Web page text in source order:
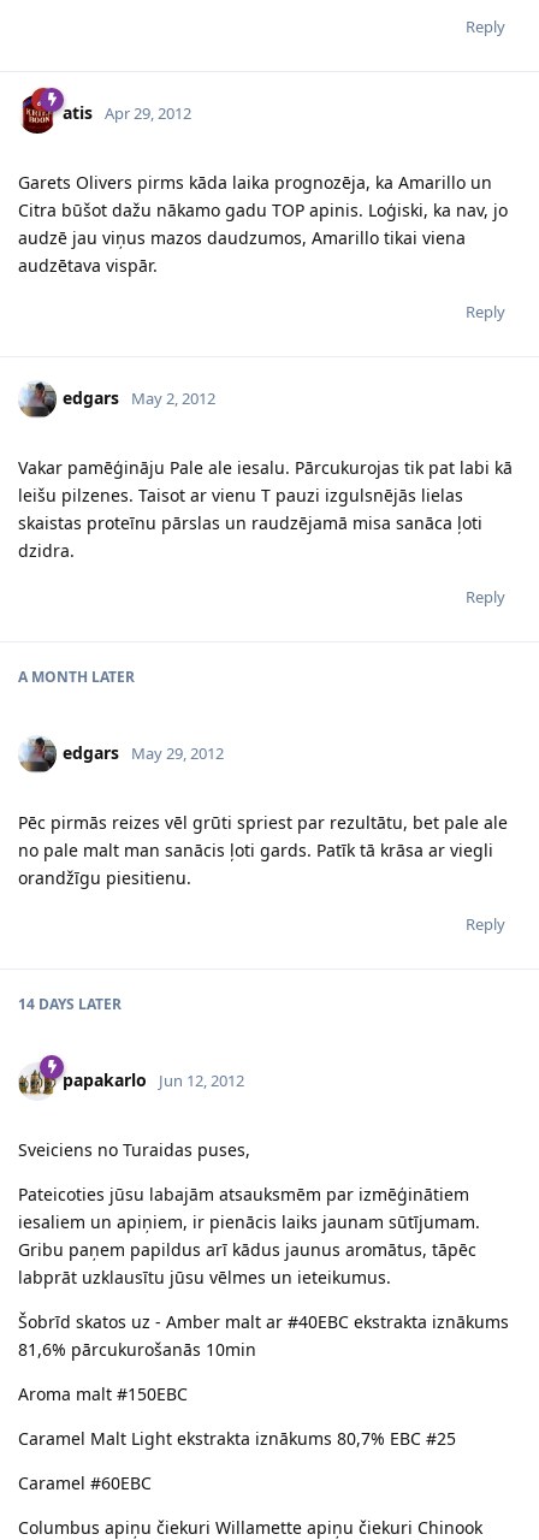
Reply
atis Apr 29, 2012
Garets Olivers pirms kāda laika prognozēja, ka Amarillo un
Citra būšot dažu nākamo gadu TOP apinis. Loģiski, ka nav, jo
audzē jau viņus mazos daudzumos, Amarillo tikai viena
audzētava vispār.
Reply
edgars May 2, 2012
Vakar pamēģināju Pale ale iesalu. Pārcukurojas tik pat labi kā
leišu pilzenes. Taisot ar vienu T pauzi izgulsnējās lielas
skaistas proteīnu pārslas un raudzējamā misa sanāca ļoti
dzidra.
Reply
A MONTH LATER
edgars May 29, 2012
Pēc pirmās reizes vēl grūti spriest par rezultātu, bet pale ale
no pale malt man sanācis ļoti gards. Patīk tā krāsa ar viegli
orandžīgu piesitienu.
Reply
14 DAYS LATER
papakarlo Jun 12, 2012
Sveiciens no Turaidas puses,
Pateicoties jūsu labajām atsauksmēm par izmēģinātiem
iesaliem un apiņiem, ir pienācis laiks jaunam sūtījumam.
Gribu paņem papildus arī kādus jaunus aromātus, tāpēc
labprāt uzklausītu jūsu vēlmes un ieteikumus.
Šobrīd skatos uz - Amber malt ar #40EBC ekstrakta iznākums
81,6% pārcukurošanās 10min
Aroma malt #150EBC
Caramel Malt Light ekstrakta iznākums 80,7% EBC #25
Caramel #60EBC
Columbus apiņu čiekuri Willamette apiņu čiekuri Chinook